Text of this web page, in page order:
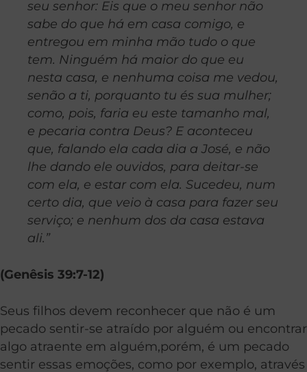
seu senhor: Eis que o meu senhor não
sabe do que há em casa comigo, e
entregou em minha mão tudo o que
tem. Ninguém há maior do que eu
nesta casa, e nenhuma coisa me vedou,
senão a ti, porquanto tu és sua mulher;
como, pois, faria eu este tamanho mal,
e pecaria contra Deus? E aconteceu
que, falando ela cada dia a José, e não
lhe dando ele ouvidos, para deitar-se
com ela, e estar com ela. Sucedeu, num
certo dia, que veio à casa para fazer seu
serviço; e nenhum dos da casa estava
ali.”
(Genêsis 39:7-12)
Seus filhos devem reconhecer que não é um
pecado sentir-se atraído por alguém ou encontrar
algo atraente em alguém,porém, é um pecado
sentir essas emoções, como por exemplo, através